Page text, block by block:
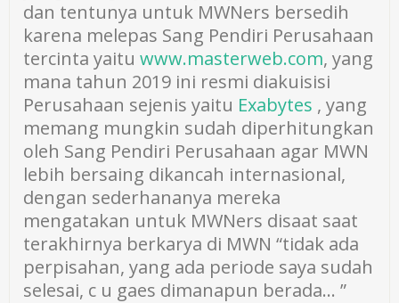
dan tentunya untuk MWNers bersedih
karena melepas Sang Pendiri Perusahaan
tercinta yaituwww.masterweb.com, yang
mana tahun 2019 ini resmi diakuisisi
Perusahaan sejenis yaitu Exabytes , yang
memang mungkin sudah diperhitungkan
oleh Sang Pendiri Perusahaan agar MWN
lebih bersaing dikancah internasional,
dengan sederhananya mereka
mengatakan untuk MWNers disaat saat
terakhirnya berkarya di MWN “tidak ada
perpisahan, yang ada periode saya sudah
selesai, c u gaes dimanapun berada… ”